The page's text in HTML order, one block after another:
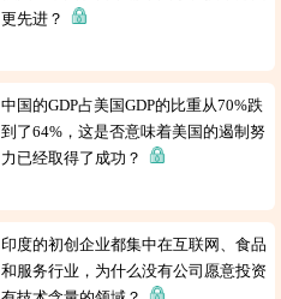
更先进？
中国的GDP占美国GDP的比重从70%跌
到了64%，这是否意味着美国的遏制努
力已经取得了成功？
印度的初创企业都集中在互联网、食品
和服务行业，为什么没有公司愿意投资